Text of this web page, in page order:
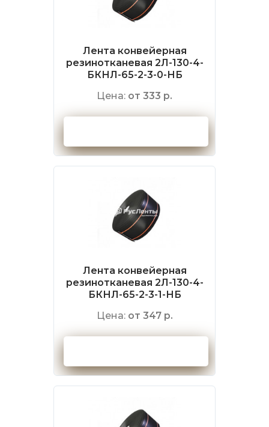
Лента конвейерная
резинотканевая 2Л-130-4-
БКНЛ-65-2-3-0-НБ
Цена: от 333 р.
Лента конвейерная
резинотканевая 2Л-130-4-
БКНЛ-65-2-3-1-НБ
Цена: от 347 р.